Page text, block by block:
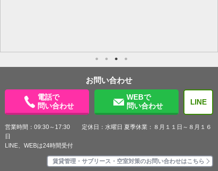
お問い合わせ
電話で
問い合わせ
WEBで
問い合わせ
LINE
営業時間：09:30～17:30 定休日：水曜日 夏季休業：８月１１日～８月１６
日
LINE、WEBは24時間受付
賃貸管理・サブリース・空室対策のお問い合わせはこちら